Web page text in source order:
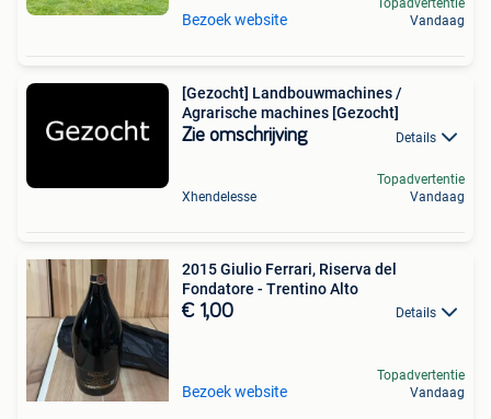
Bezoek website
Topadvertentie
Vandaag
[Gezocht] Landbouwmachines /
Agrarische machines [Gezocht]
Zie omschrijving Details
Xhendelesse
Topadvertentie
Vandaag
2015 Giulio Ferrari, Riserva del
Fondatore - Trentino Alto
€ 1,00 Details
Bezoek website
Topadvertentie
Vandaag